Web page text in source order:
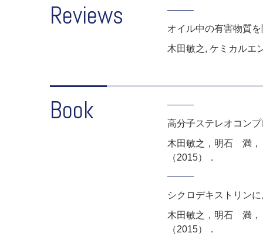
Reviews
オイル中の有害物質
木田敏之, ケミカルエ
Book
高分子ステレオコン
木田敏之，明石 満，
（2015）．
シクロデキストリン
木田敏之，明石 満，
（2015）．